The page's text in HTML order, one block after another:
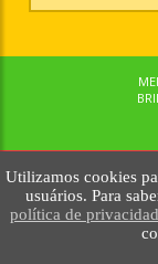
Utilizamos cookies
usuários. Para
política de
©